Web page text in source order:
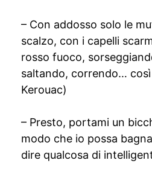
– Con addosso solo le
scalzo, con i capelli
rosso fuoco,
saltando, correndo…
Kerouac)
– Presto, portami un
modo che io possa
dire qualcosa di